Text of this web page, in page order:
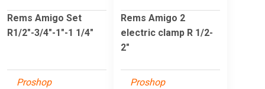
Rems Amigo Set
R1/2"-3/4"-1"-1 1/4"
Proshop
Rems Amigo 2
electric clamp R 1/2-
2"
Proshop